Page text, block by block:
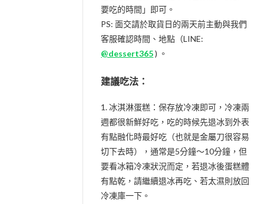
要吃的時間」即可。
PS: 面交請於取貨日的兩天前主動與我們
客服確認時間、地點（LINE:
@dessert365) 。
建議吃法：
1. 冰淇淋蛋糕：保存放冷凍即可，冷凍兩
週都很新鮮好吃，吃的時候先退冰到外表
有點融化時最好吃（也就是金屬刀很容易
切下去時），通常是5分鐘～10分鐘，但
要看冰箱冷凍狀況而定，若退冰後蛋糕體
有點乾，請繼續退冰再吃、若太濕則放回
冷凍庫一下。